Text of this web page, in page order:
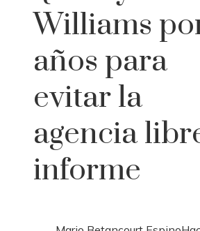
Williams
años para
evitar la
agencia
informe